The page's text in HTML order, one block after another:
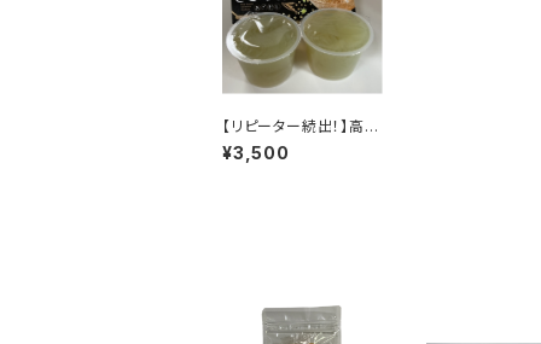
【リピーター続出！】高・
品・質 ところてん【国
産テングサ100%使用】
¥3,500